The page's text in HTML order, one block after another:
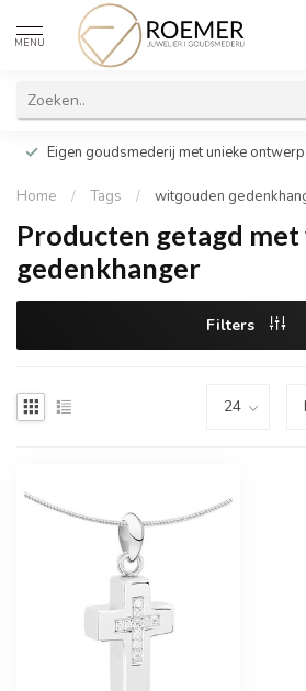
MENU
Eigen goudsmederij met unieke
Home / Tags / witgouden
Producten getagd
gedenkhanger
Filters